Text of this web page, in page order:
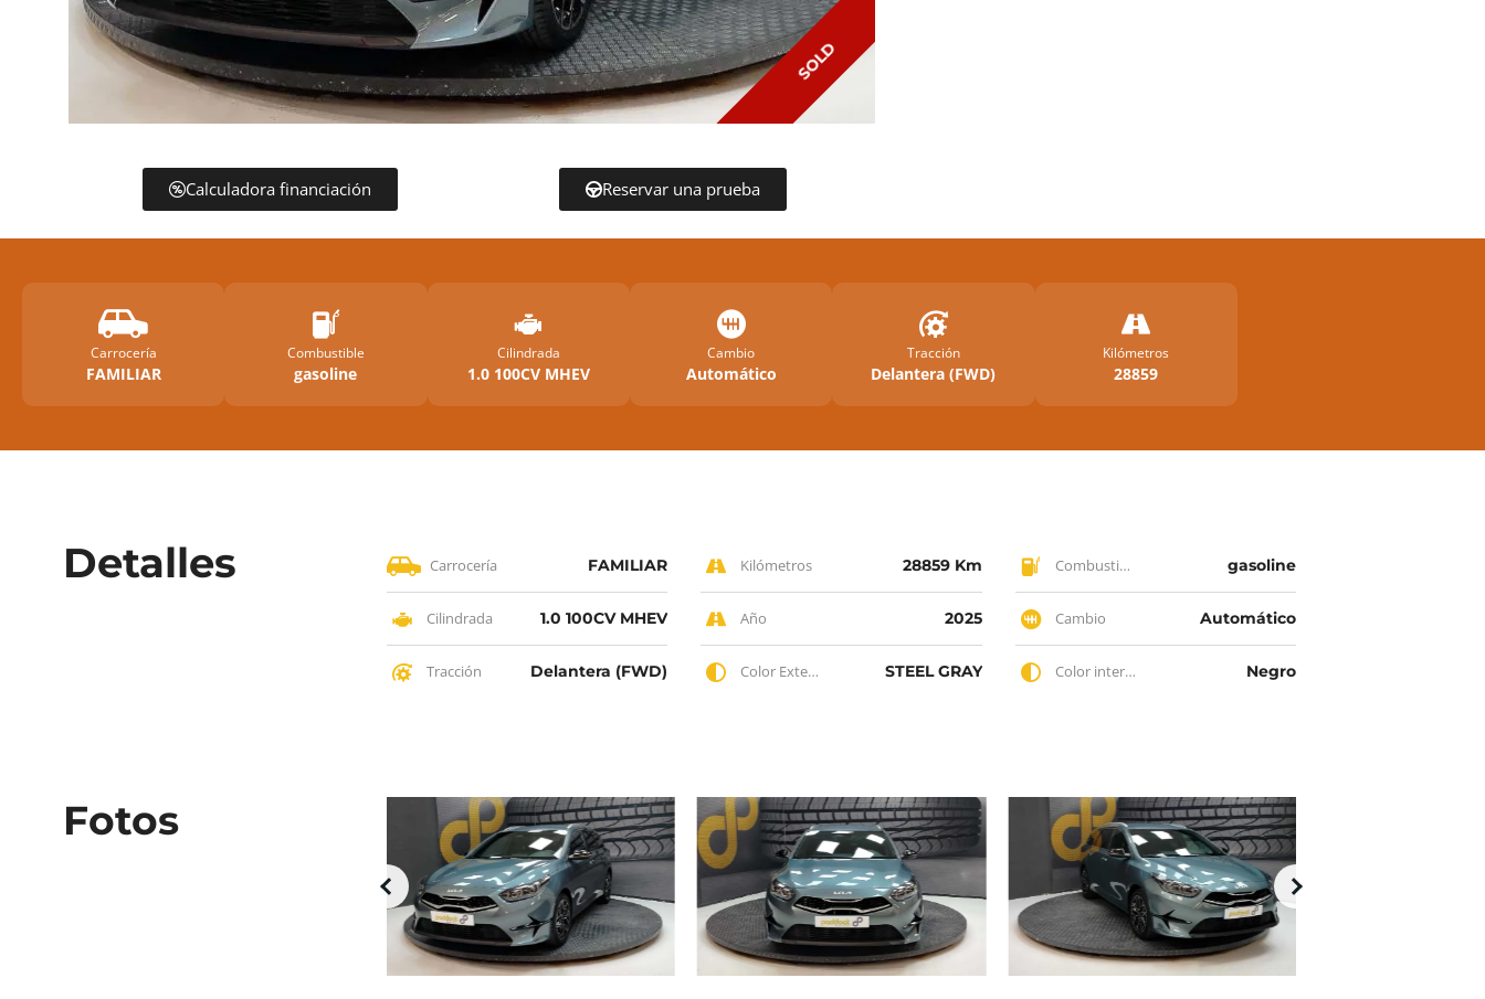
SOLD
Calculadora financiación Reservar una prueba
Carrocería
FAMILIAR
Combustible
gasoline
Cilindrada
1.0 100CV MHEV
Cambio
Automático
Tracción
Delantera (FWD)
Kilómetros
28859
Detalles Carrocería FAMILIAR Kilómetros 28859 Km Combustible gasoline
Cilindrada 1.0 100CV MHEV Año 2025 Cambio Automático
Tracción Delantera (FWD) Color Exterior STEEL GRAY Color interior Negro
Fotos